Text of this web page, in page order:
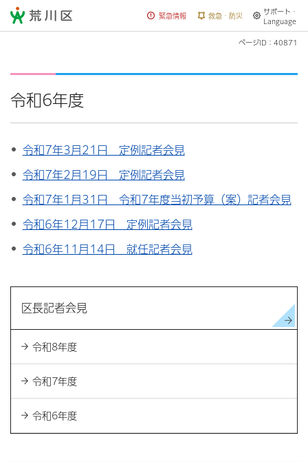
荒川区 緊急情報 救急・防災
サポート・
Language
ページID：40871
令和6年度
令和7年3月21日 定例記者会見
令和7年2月19日 定例記者会見
令和7年1月31日 令和7年度当初予算（案）記者会見
令和6年12月17日 定例記者会見
令和6年11月14日 就任記者会見
区長記者会見
令和8年度
令和7年度
令和6年度